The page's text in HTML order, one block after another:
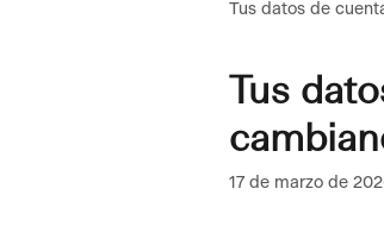
Tus datos de
Tus
17 de marzo de